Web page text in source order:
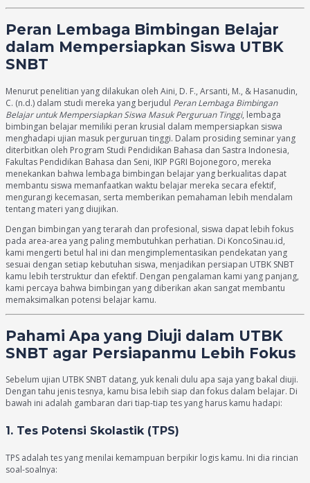
Peran Lembaga Bimbingan Belajar
dalam Mempersiapkan Siswa UTBK
SNBT
Menurut penelitian yang dilakukan oleh Aini, D. F., Arsanti, M., & Hasanudin,
C. (n.d.) dalam studi mereka yang berjudul Peran Lembaga Bimbingan
Belajar untuk Mempersiapkan Siswa Masuk Perguruan Tinggi, lembaga
bimbingan belajar memiliki peran krusial dalam mempersiapkan siswa
menghadapi ujian masuk perguruan tinggi. Dalam prosiding seminar yang
diterbitkan oleh Program Studi Pendidikan Bahasa dan Sastra Indonesia,
Fakultas Pendidikan Bahasa dan Seni, IKIP PGRI Bojonegoro, mereka
menekankan bahwa lembaga bimbingan belajar yang berkualitas dapat
membantu siswa memanfaatkan waktu belajar mereka secara efektif,
mengurangi kecemasan, serta memberikan pemahaman lebih mendalam
tentang materi yang diujikan.
Dengan bimbingan yang terarah dan profesional, siswa dapat lebih fokus
pada area-area yang paling membutuhkan perhatian. Di KoncoSinau.id,
kami mengerti betul hal ini dan mengimplementasikan pendekatan yang
sesuai dengan setiap kebutuhan siswa, menjadikan persiapan UTBK SNBT
kamu lebih terstruktur dan efektif. Dengan pengalaman kami yang panjang,
kami percaya bahwa bimbingan yang diberikan akan sangat membantu
memaksimalkan potensi belajar kamu.
Pahami Apa yang Diuji dalam UTBK
SNBT agar Persiapanmu Lebih Fokus
Sebelum ujian UTBK SNBT datang, yuk kenali dulu apa saja yang bakal diuji.
Dengan tahu jenis tesnya, kamu bisa lebih siap dan fokus dalam belajar. Di
bawah ini adalah gambaran dari tiap-tiap tes yang harus kamu hadapi:
1. Tes Potensi Skolastik (TPS)
TPS adalah tes yang menilai kemampuan berpikir logis kamu. Ini dia rincian
soal-soalnya: